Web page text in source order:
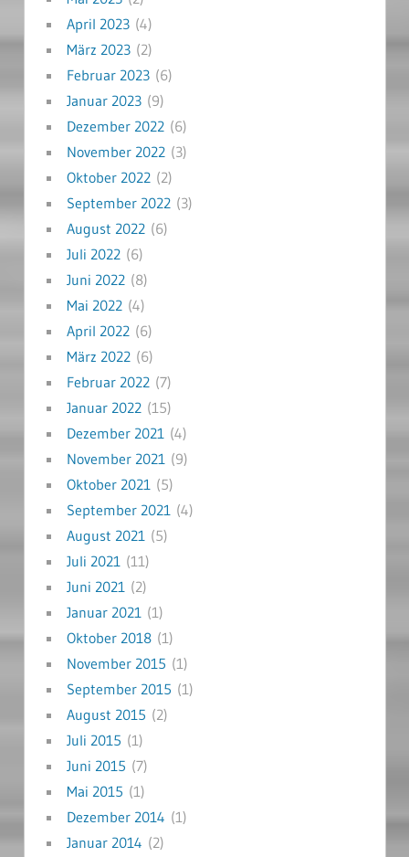
April 2023(4)
März 2023(2)
Februar 2023(6)
Januar 2023(9)
Dezember 2022(6)
November 2022(3)
Oktober 2022(2)
September 2022(3)
August 2022(6)
Juli 2022(6)
Juni 2022(8)
Mai 2022(4)
April 2022(6)
März 2022(6)
Februar 2022(7)
Januar 2022(15)
Dezember 2021 (4)
November 2021 (9)
Oktober 2021 (5)
September 2021 (4)
August 2021 (5)
Juli 2021 (11)
Juni 2021 (2)
Januar 2021 (1)
Oktober 2018(1)
November 2015 (1)
September 2015 (1)
August 2015 (2)
Juli 2015 (1)
Juni 2015 (7)
Mai 2015 (1)
Dezember 2014 (1)
Januar 2014 (2)